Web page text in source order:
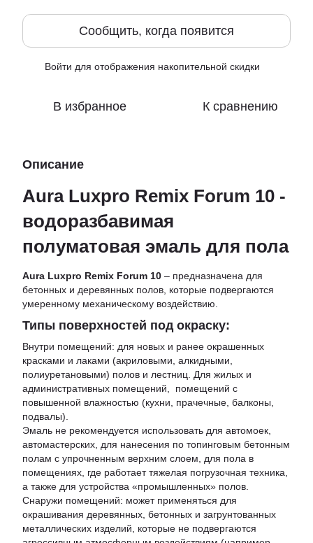
Сообщить, когда появится
Войти для отображения накопительной скидки
В избранное К сравнению
Описание
Aura Luxpro Remix Forum 10 -
водоразбавимая
полуматовая эмаль для пола
Aura Luxpro Remix Forum 10 – предназначена для
бетонных и деревянных полов, которые подвергаются
умеренному механическому воздействию.
Типы поверхностей под окраску:
Внутри помещений: для новых и ранее окрашенных
красками и лаками (акриловыми, алкидными,
полиуретановыми) полов и лестниц. Для жилых и
административных помещений, помещений с
повышенной влажностью (кухни, прачечные, балконы,
подвалы).
Эмаль не рекомендуется использовать для автомоек,
автомастерских, для нанесения по топинговым бетонным
полам с упрочненным верхним слоем, для пола в
помещениях, где работает тяжелая погрузочная техника,
а также для устройства «промышленных» полов.
Снаружи помещений: может применяться для
окрашивания деревянных, бетонных и загрунтованных
металлических изделий, которые не подвергаются